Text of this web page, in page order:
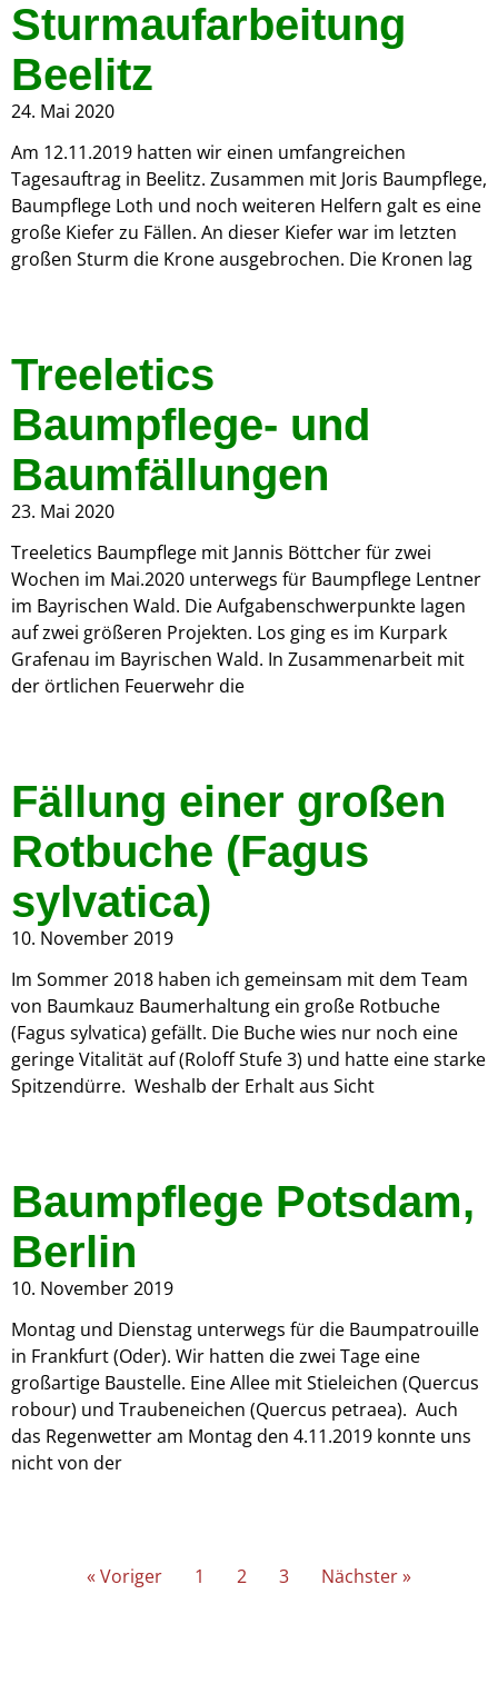
Sturmaufarbeitung
Beelitz
24. Mai 2020
Am 12.11.2019 hatten wir einen umfangreichen
Tagesauftrag in Beelitz. Zusammen mit Joris Baumpflege,
Baumpflege Loth und noch weiteren Helfern galt es eine
große Kiefer zu Fällen. An dieser Kiefer war im letzten
großen Sturm die Krone ausgebrochen. Die Kronen lag
Treeletics
Baumpflege- und
Baumfällungen
23. Mai 2020
Treeletics Baumpflege mit Jannis Böttcher für zwei
Wochen im Mai.2020 unterwegs für Baumpflege Lentner
im Bayrischen Wald. Die Aufgabenschwerpunkte lagen
auf zwei größeren Projekten. Los ging es im Kurpark
Grafenau im Bayrischen Wald. In Zusammenarbeit mit
der örtlichen Feuerwehr die
Fällung einer großen
Rotbuche (Fagus
sylvatica)
10. November 2019
Im Sommer 2018 haben ich gemeinsam mit dem Team
von Baumkauz Baumerhaltung ein große Rotbuche
(Fagus sylvatica) gefällt. Die Buche wies nur noch eine
geringe Vitalität auf (Roloff Stufe 3) und hatte eine starke
Spitzendürre. Weshalb der Erhalt aus Sicht
Baumpflege Potsdam,
Berlin
10. November 2019
Montag und Dienstag unterwegs für die Baumpatrouille
in Frankfurt (Oder). Wir hatten die zwei Tage eine
großartige Baustelle. Eine Allee mit Stieleichen (Quercus
robour) und Traubeneichen (Quercus petraea). Auch
das Regenwetter am Montag den 4.11.2019 konnte uns
nicht von der
« Voriger 1 2 3 Nächster »